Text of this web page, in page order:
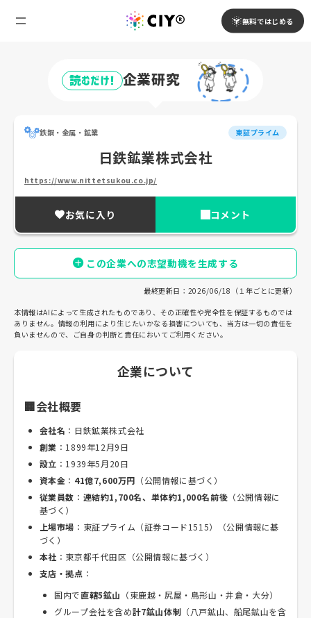
無料ではじめる
読むだけ! 企業研究
鉄鋼・金属・鉱業 東証プライム
日鉄鉱業株式会社
https://www.nittetsukou.co.jp/
お気に入り コメント
この企業への志望動機を生成する
最終更新日：2026/06/18（１年ごとに更新）
本情報はAIによって生成されたものであり、その正確性や完全性を保証するものでは
ありません。情報の利用により生じたいかなる損害についても、当方は一切の責任を
負いませんので、ご自身の判断と責任においてご利用ください。
企業について
🏢会社概要
会社名 ：日鉄鉱業株式会社
創業 ：1899年12月9日
設立 ：1939年5月20日
資本金 ： 41億7,600万円 （公開情報に基づく）
従業員数 ： 連結約1,700名、単体約1,000名前後 （公開情報に
基づく）
上場市場 ：東証プライム（証券コード1515）（公開情報に基
づく）
本社 ：東京都千代田区（公開情報に基づく）
支店・拠点 ：
国内で直轄5鉱山 （東鹿越・尻屋・鳥形山・井倉・大分）
グループ会社を含め計7鉱山体制 （八戸鉱山、船尾鉱山を含